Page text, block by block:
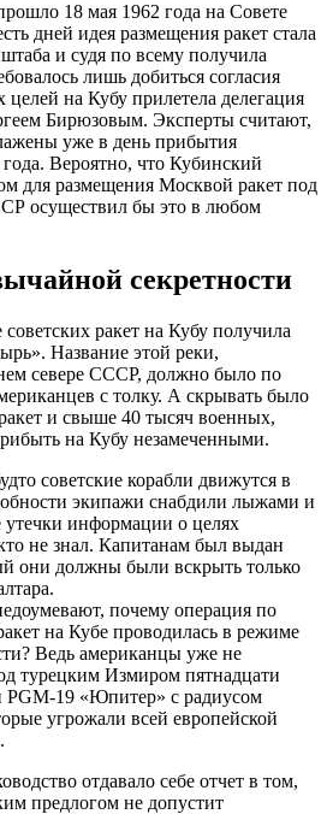
18 мая 1962 года на Совете
дней идея размещения ракет стала
и судя по всему получила
лишь добиться согласия
на Кубу прилетела делегация
Бирюзовым. Эксперты считают,
уже в день прибытия
Вероятно, что Кубинский
для размещения Москвой ракет под
осуществил бы это в любом
секретности
ракет на Кубу получила
Название этой реки,
севере СССР, должно было по
с толку. А скрывать было
и свыше 40 тысяч военных,
на Кубу незамеченными.
советские корабли движутся в
экипажи снабдили лыжами и
информации о целях
не знал. Капитанам был выдан
они должны были вскрыть только
почему операция по
на Кубе проводилась в режиме
Ведь американцы уже не
турецким Измиром пятнадцати
PGM-19 «Юпитер» с радиусом
угрожали всей европейской
отдавало себе отчет в том,
предлогом не допустит